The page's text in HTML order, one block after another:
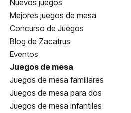
Nuevos juegos
Mejores juegos de mesa
Concurso de Juegos
Blog de Zacatrus
Eventos
Juegos de mesa
Juegos de mesa familiares
Juegos de mesa para dos
Juegos de mesa infantiles